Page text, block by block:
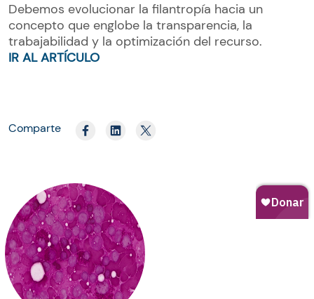
Debemos evolucionar la filantropía hacia un
concepto que englobe la transparencia, la
trabajabilidad y la optimización del recurso.
IR AL ARTÍCULO
Comparte